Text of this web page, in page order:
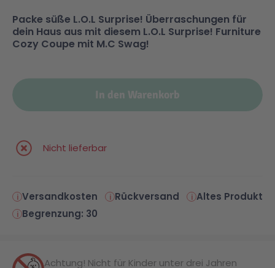
Kreativ
Harry Potter™
Minecraft™
Minifiguren
NINJAGO®
Heroes
NOVELMORE
Sports Action
VW
Packe süße L.O.L Surprise! Überraschungen für
dein Haus aus mit diesem L.O.L Surprise! Furniture
Cozy Coupe mit M.C Swag!
In den Warenkorb
Nicht lieferbar
Versandkosten Rückversand
Altes Produkt
Begrenzung: 30
Achtung! Nicht für Kinder unter drei Jahren